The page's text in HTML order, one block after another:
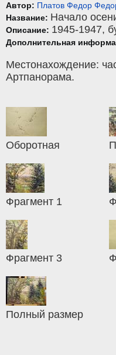
Автор: Платов Федор
Название: Начало
Описание: 1945-1947,
Дополнительная
Местонахождение:
Артпанорама.
Оборотная
Фрагмент 1
Фрагмент 3
Полный размер